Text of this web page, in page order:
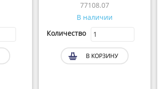
77108.07
В наличии
Количество
В КОРЗИНУ